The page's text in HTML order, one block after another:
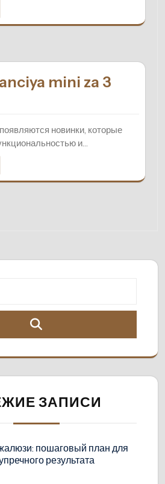
mini za 3
новинки, которые
и…
ЗАПИСИ
пошаговый план для
результата